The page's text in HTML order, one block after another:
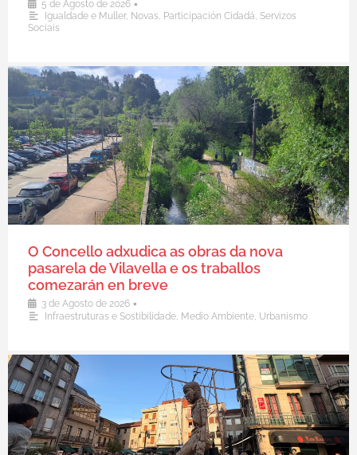
5 de Agosto de 2026 •
Igualdade e Muller, Novas, Participación Cidadá, Servizos
Sociais
O Concello adxudica as obras da nova
pasarela de Vilavella e os traballos
comezarán en breve
3 de Agosto de 2026 •
Infraestruturas e Sostibilidade, Medio Ambiente, Urbanismo